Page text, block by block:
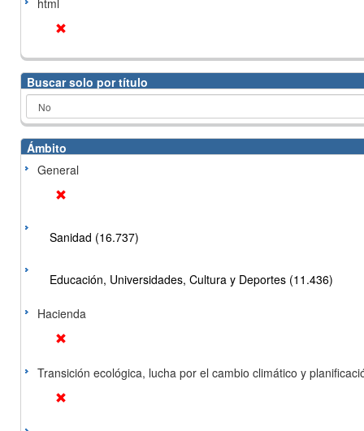
html
Buscar solo por título
Ámbito
General
Sanidad (16.737)
Educación, Universidades, Cultura y Deportes (11.436)
Hacienda
Transición ecológica, lucha por el cambio climático y